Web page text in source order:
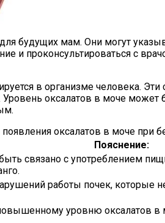
будущих мам. Они могут
и проконсультироваться с
в организме человека. Эти
оксалатов в моче
оксалатов в моче при
Пояснение:
связано с употреблением
работы почек,
уровню оксалатов в